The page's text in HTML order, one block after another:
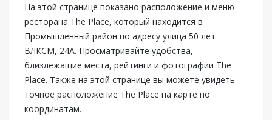
На этой странице показано расположение и меню
ресторана The Place, который находится в
Промышленный район по адресу улица 50 лет
ВЛКСМ, 24А. Просматривайте удобства,
близлежащие места, рейтинги и фотографии The
Place. Также на этой странице вы можете увидеть
точное расположение The Place на карте по
координатам.